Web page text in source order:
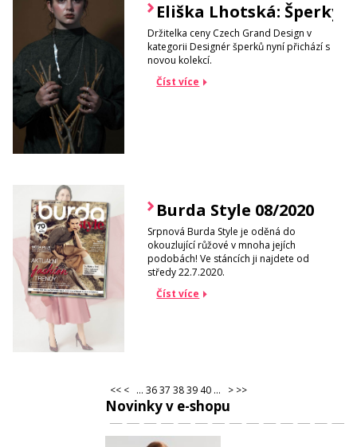
Eliška Lhotská: Šperky
Držitelka ceny Czech Grand Design v
kategorii Designér šperků nyní přichází s
novou kolekcí.
Číst více
Burda Style 08/2020
Srpnová Burda Style je oděná do
okouzlující růžové v mnoha jejích
podobách! Ve stáncích ji najdete od
středy 22.7.2020.
Číst více
<< < ... 3637 3839 40 ... > >>
Novinky v e-shopu